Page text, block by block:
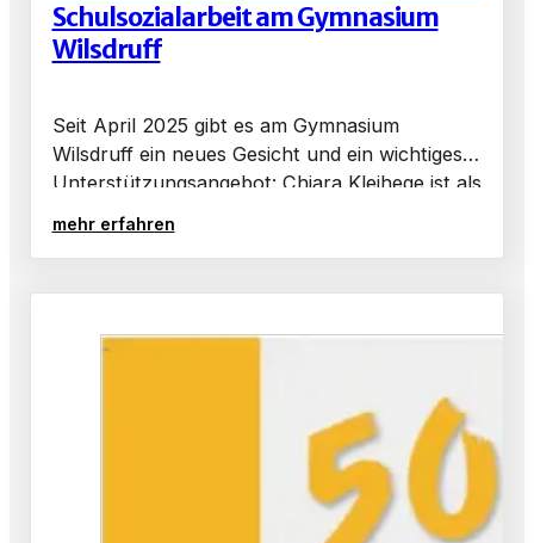
Schulsozialarbeit am Gymnasium
Wilsdruff
Seit April 2025 gibt es am Gymnasium
Wilsdruff ein neues Gesicht und ein wichtiges
Unterstützungsangebot: Chiara Kleihege ist als
Schulsozialarbeiterin für Schülerinnen,
Schüler, Lehrkräfte und Eltern da. Was ist
mehr erfahren